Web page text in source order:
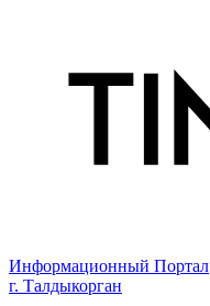
Информационный Портал
г. Талдыкорган